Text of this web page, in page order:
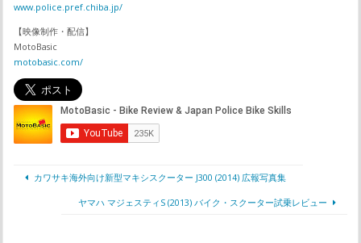
www.police.pref.chiba.jp/
【映像制作・配信】
MotoBasic
motobasic.com/
カワサキ海外向け新型マキシスクーター J300 (2014) 広報写真集
ヤマハ マジェスティS (2013) バイク・スクーター試乗レビュー